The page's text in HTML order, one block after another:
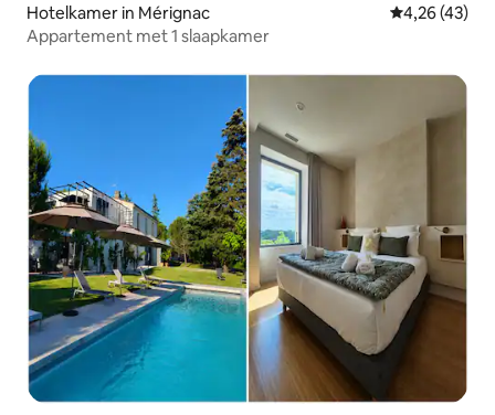
Hotelkamer in Mérignac Gemiddelde
4,26 (43)
Appartement met 1 slaapkamer